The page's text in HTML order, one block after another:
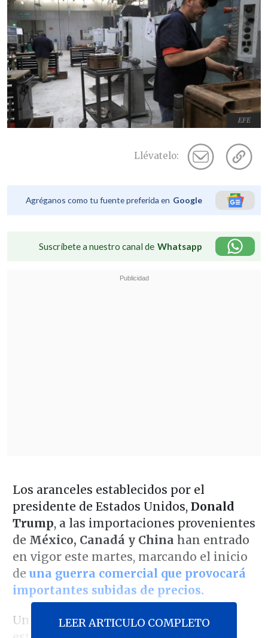
EFE
Llévatelo:
Agréganos como tu fuente preferida en Google
Suscríbete a nuestro canal de Whatsapp
Los aranceles establecidos por el
presidente de Estados Unidos, Donald
Trump, a las importaciones provenientes
de México, Canadá y China han entrado
en vigor este martes, marcando el inicio
de una guerra comercial que provocará
importantes subidas de precios.
Un estudio del centro de pensamiento
LEER ARTICULO COMPLETO